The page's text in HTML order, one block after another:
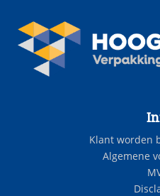
Klant worden
Algemene